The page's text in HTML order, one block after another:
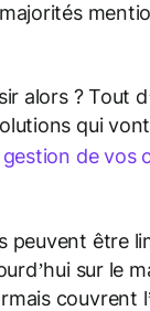
alors ? Tout
qui
de vos
peuvent être
sur le
couvrent